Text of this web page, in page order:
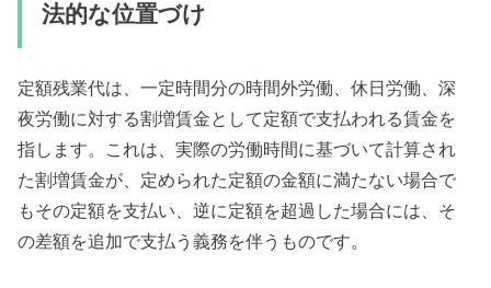
法的な位置づけ
定額残業代は、一定時間分の時間外労働、休日労働、深
夜労働に対する割増賃金として定額で支払われる賃金を
指します。これは、実際の労働時間に基づいて計算され
た割増賃金が、定められた定額の金額に満たない場合で
もその定額を支払い、逆に定額を超過した場合には、そ
の差額を追加で支払う義務を伴うものです。